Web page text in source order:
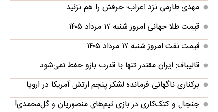
مهدی طارمی نزد اعراب؛ حرفش را هم نزنید
قیمت طلا جهانی امروز شنبه ۱۷ مرداد ۱۴۰۵
قیمت نفت امروز شنبه ۱۷ مرداد ۱۴۰۵
قالیباف: ایران مقتدر تنها با قدرت بازو حفظ نمی‌شود
برکناری ناگهانی فرمانده لشکر پنجم ارتش آمریکا در اروپا
جنجال و کتک‌کاری در بازی تیم‌های منصوریان و گل‌محمدی!